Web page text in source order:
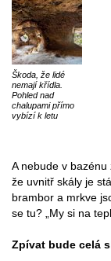
Škoda, že lidé
nemají křídla.
Pohled nad
chalupami přímo
vybízí k letu
A nebude v bazénu
že uvnitř skály je
brambor a mrkve
se tu? „My si na
Zpívat bude celá